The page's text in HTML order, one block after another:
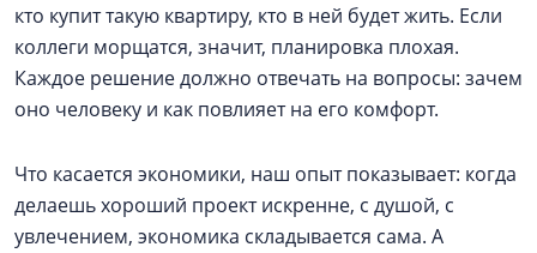
кто купит такую квартиру, кто в ней будет жить. Если
коллеги морщатся, значит, планировка плохая.
Каждое решение должно отвечать на вопросы: зачем
оно человеку и как повлияет на его комфорт.
Что касается экономики, наш опыт показывает: когда
делаешь хороший проект искренне, с душой, с
увлечением, экономика складывается сама. А